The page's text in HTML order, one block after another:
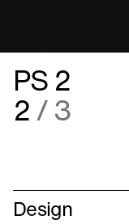
PS 2
2/ 3
Design